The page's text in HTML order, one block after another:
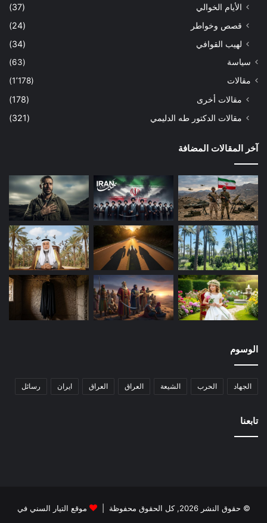
الأيام الخوالي
(37)
قصص وخواطر
(24)
لهيب القوافي
(34)
سياسة
(63)
مقالات
(1٬178)
مقالات أخرى
(178)
مقالات الدكتور طه الدليمي
(321)
آخر المقالات المضافة
الوسوم
الجهاد الحرب الشيعة العراق العراق ايران رسائل
تابعنا
© حقوق النشر 2026, كل الحقوق محفوظة |
موقع التيار السني في